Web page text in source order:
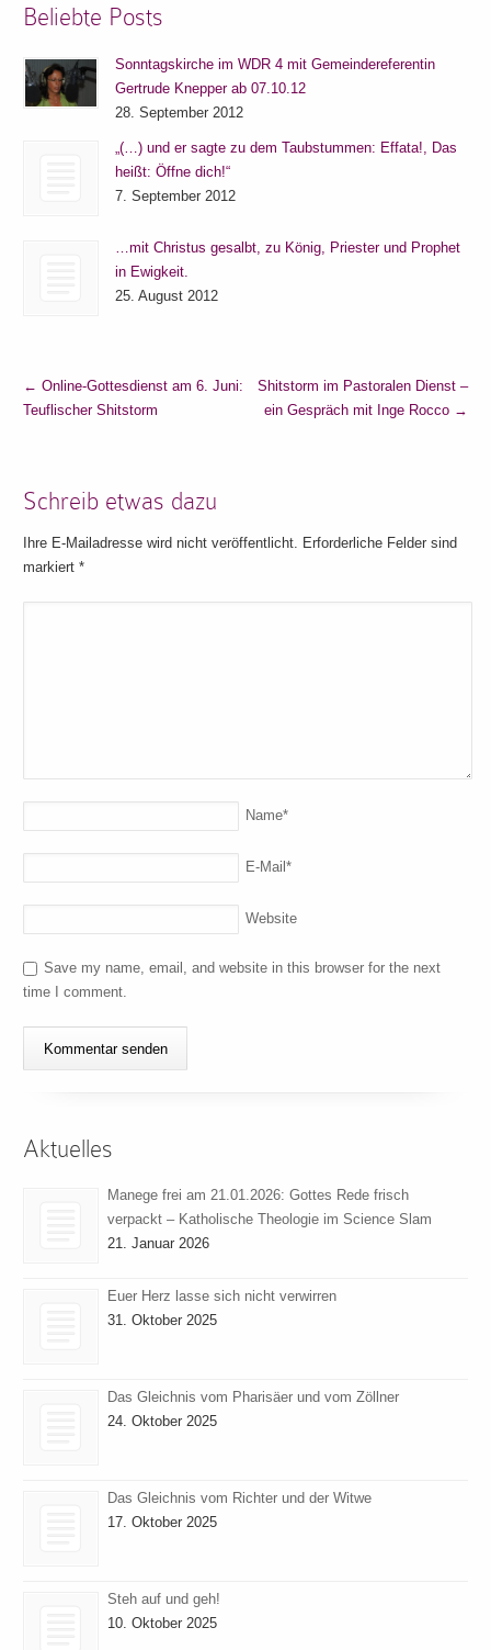
Beliebte Posts
Sonntagskirche im WDR 4 mit Gemeindereferentin
Gertrude Knepper ab 07.10.12
28. September 2012
„(…) und er sagte zu dem Taubstummen: Effata!, Das
heißt: Öffne dich!“
7. September 2012
…mit Christus gesalbt, zu König, Priester und Prophet
in Ewigkeit.
25. August 2012
← Online-Gottesdienst am 6. Juni:
Teuflischer Shitstorm
Shitstorm im Pastoralen Dienst –
ein Gespräch mit Inge Rocco →
Schreib etwas dazu
Ihre E-Mailadresse wird nicht veröffentlicht. Erforderliche Felder sind
markiert*
Name*
E-Mail*
Website
Save my name, email, and website in this browser for the next
time I comment.
Aktuelles
Manege frei am 21.01.2026: Gottes Rede frisch
verpackt – Katholische Theologie im Science Slam
21. Januar 2026
Euer Herz lasse sich nicht verwirren
31. Oktober 2025
Das Gleichnis vom Pharisäer und vom Zöllner
24. Oktober 2025
Das Gleichnis vom Richter und der Witwe
17. Oktober 2025
Steh auf und geh!
10. Oktober 2025